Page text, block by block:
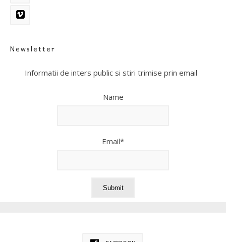
Newsletter
Informatii de inters public si stiri trimise prin email
Name
Email*